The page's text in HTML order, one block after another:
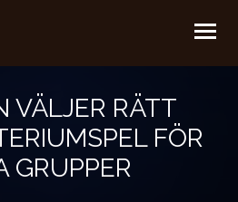
VÄLJER RÄTT
FÖR
GRUPPER